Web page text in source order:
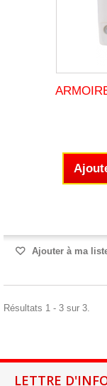
Ajouter à ma
Résultats 1 - 3 sur 3.
LETTRE